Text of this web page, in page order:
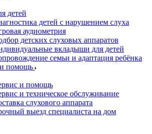
детей
детей с нарушением слуха
аудиометрия
детских слуховых аппаратов
вкладыши для детей
семьи и адаптация ребёнка
помощь
и помощь
и техническое обслуживание
слухового аппарата
выезд специалиста на дом